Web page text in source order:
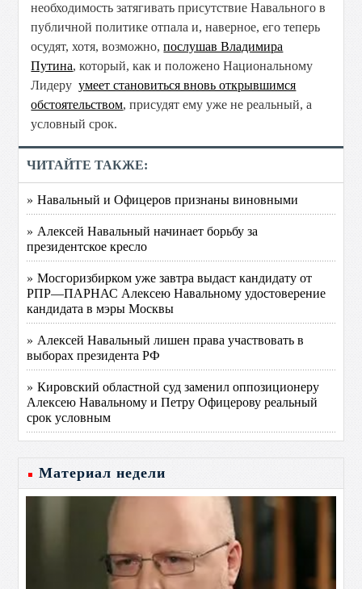
необходимость затягивать присутствие Навального в
публичной политике отпала и, наверное, его теперь
осудят, хотя, возможно,послушав Владимира
Путина, который, как и положено Национальному
Лидеруумеет становиться вновь открывшимся
обстоятельством, присудят ему уже не реальный, а
условный срок.
ЧИТАЙТЕ ТАКЖЕ:
» Навальный и Офицеров признаны виновными
» Алексей Навальный начинает борьбу за
президентское кресло
» Мосгоризбирком уже завтра выдаст кандидату от
РПР—ПАРНАС Алексею Навальному удостоверение
кандидата в мэры Москвы
» Алексей Навальный лишен права участвовать в
выборах президента РФ
» Кировский областной суд заменил оппозиционеру
Алексею Навальному и Петру Офицерову реальный
срок условным
Материал недели